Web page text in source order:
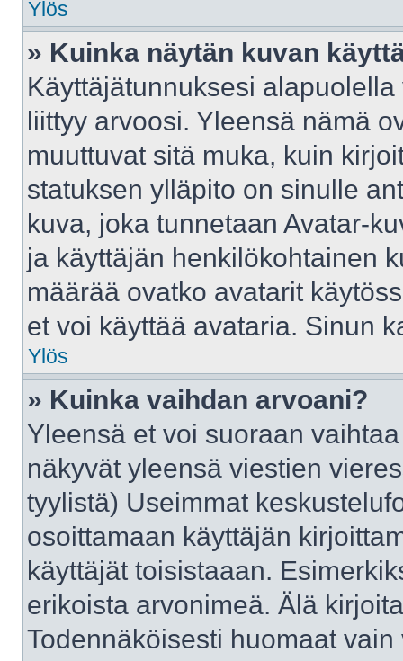
Ylös
» Kuinka näytän kuvan
Käyttäjätunnuksesi
liittyy arvoosi. Yleensä nämä
muuttuvat sitä muka, kuin
statuksen ylläpito on sinulle
kuva, joka tunnetaan Avatar-
ja käyttäjän henkilökohtainen
määrää ovatko avatarit
et voi käyttää avataria. Sinun
Ylös
» Kuinka vaihdan arvoani?
Yleensä et voi suoraan
näkyvät yleensä viestien
tyylistä) Useimmat
osoittamaan käyttäjän
käyttäjät toisistaaan.
erikoista arvonimeä. Älä
Todennäköisesti huomaat